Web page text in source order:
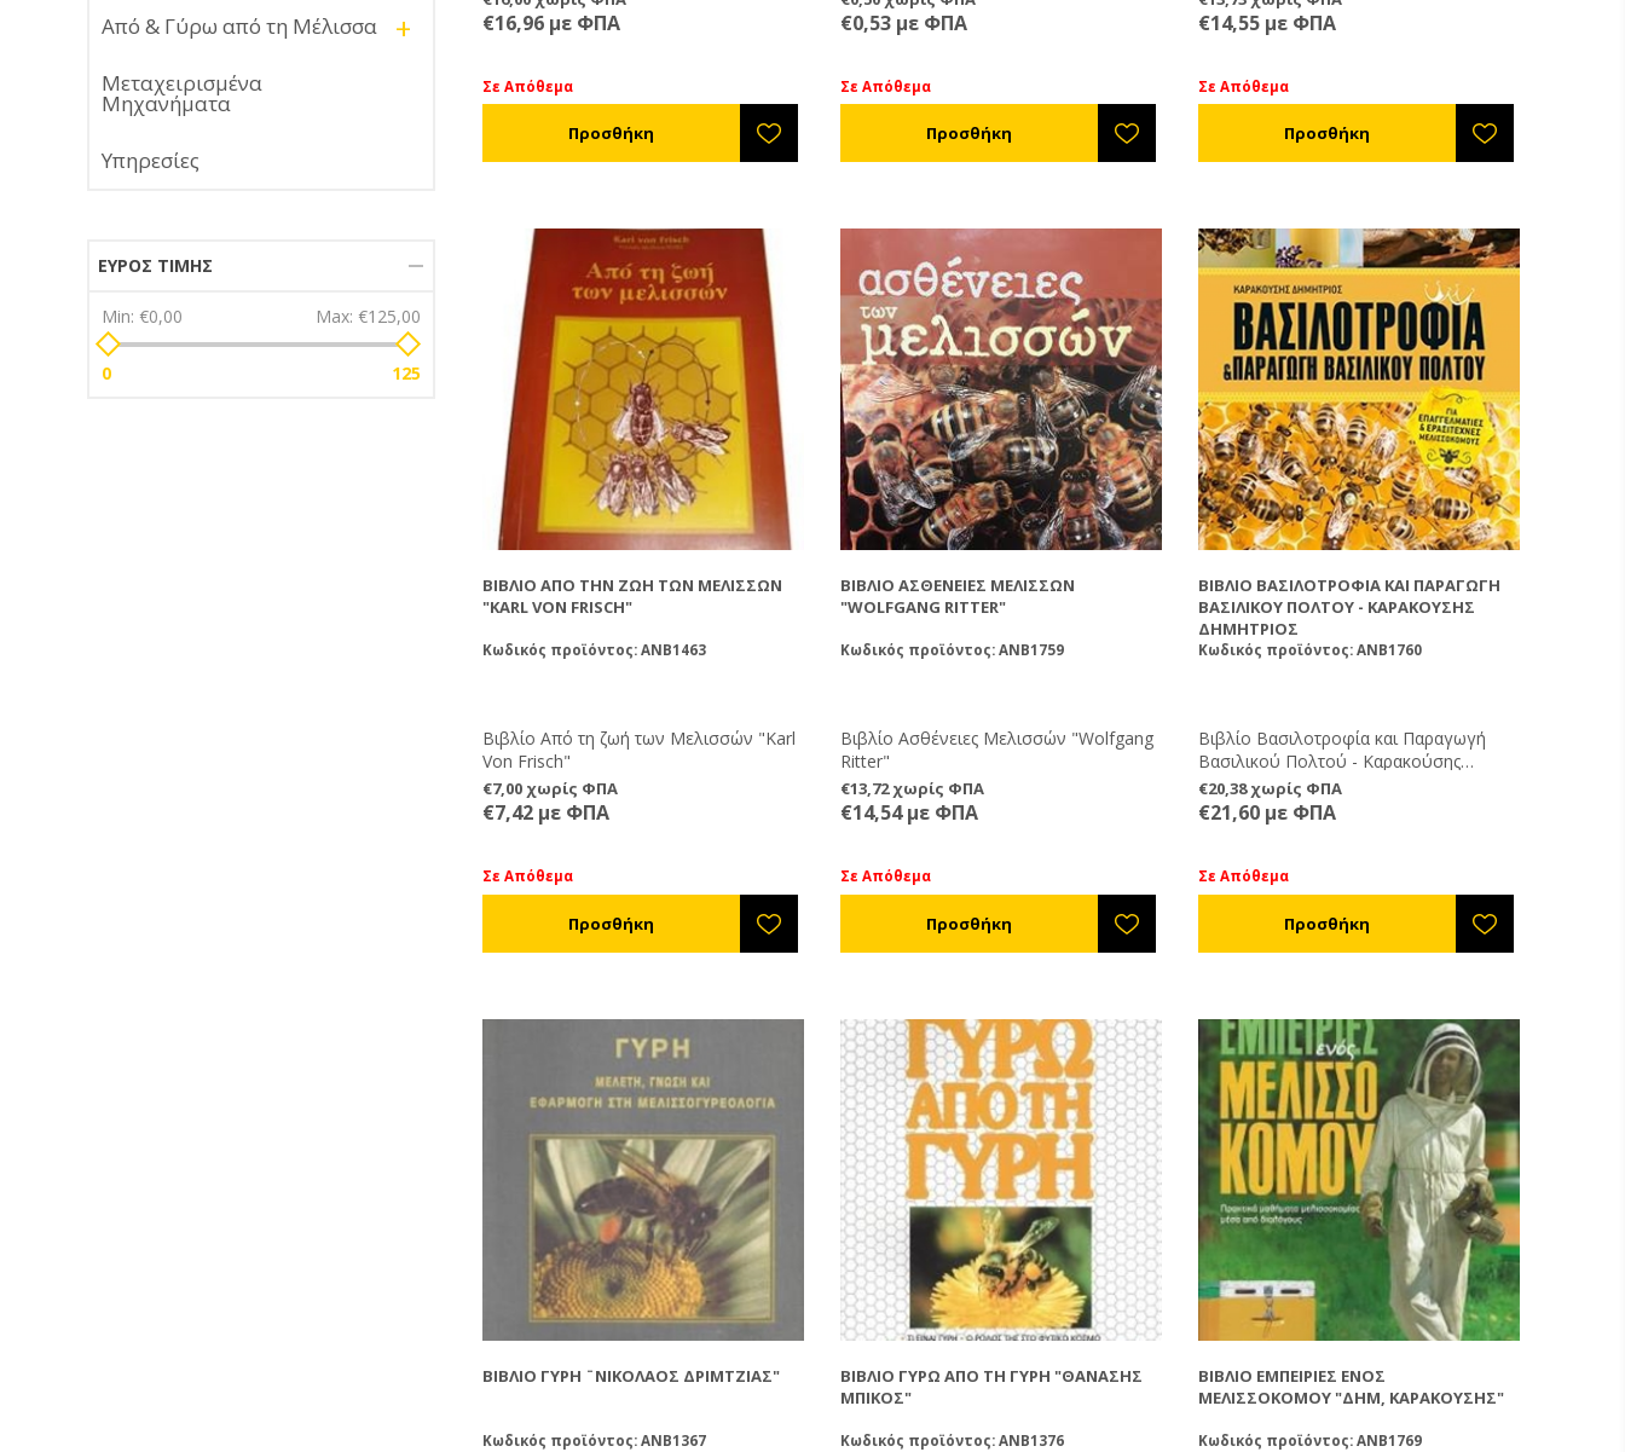
€16,96 με ΦΠΑ
Σε Απόθεμα
€0,53 με ΦΠΑ
Σε Απόθεμα
€14,55 με ΦΠΑ
Σε Απόθεμα
ΒΙΒΛΊΟ ΑΠΌ ΤΗΝ ΖΩΉ ΤΩΝ ΜΕΛΙΣΣΏΝ
"KARL VON FRISCH"
Κωδικός προϊόντος: ANB1463
Βιβλίο Από τη ζωή των Μελισσών "Karl
Von Frisch"
€7,00 χωρίς ΦΠΑ
€7,42 με ΦΠΑ
Σε Απόθεμα
ΒΙΒΛΊΟ ΑΣΘΈΝΕΙΕΣ ΜΕΛΙΣΣΏΝ
"WOLFGANG RITTER"
Κωδικός προϊόντος: ANB1759
Βιβλίο Ασθένειες Μελισσών "Wolfgang
Ritter"
€13,72 χωρίς ΦΠΑ
€14,54 με ΦΠΑ
Σε Απόθεμα
ΒΙΒΛΊΟ ΒΑΣΙΛΟΤΡΟΦΊΑ ΚΑΙ ΠΑΡΑΓΩΓΉ
ΒΑΣΙΛΙΚΟΎ ΠΟΛΤΟΎ - ΚΑΡΑΚΟΎΣΗΣ
ΔΗΜΉΤΡΙΟΣ
Κωδικός προϊόντος: ANB1760
Βιβλίο Βασιλοτροφία και Παραγωγή
Βασιλικού Πολτού - Καρακούσης
Δημήτριος
€20,38 χωρίς ΦΠΑ
€21,60 με ΦΠΑ
Σε Απόθεμα
ΒΙΒΛΊΟ ΓΎΡΗ ¨ΝΙΚΌΛΑΟΣ ΔΡΙΜΤΖΙΆΣ"
Κωδικός προϊόντος: ANB1367
ΒΙΒΛΊΟ ΓΎΡΩ ΑΠΌ ΤΗ ΓΎΡΗ "ΘΑΝΆΣΗΣ
ΜΠΊΚΟΣ"
Κωδικός προϊόντος: ANB1376
ΒΙΒΛΊΟ ΕΜΠΕΙΡΊΕΣ ΕΝΌΣ
ΜΕΛΙΣΣΟΚΌΜΟΥ "ΔΗΜ, ΚΑΡΑΚΟΎΣΗΣ"
Κωδικός προϊόντος: ANB1769
Από & Γύρω από τη Μέλισσα +
Μεταχειρισμένα
Μηχανήματα
Υπηρεσίες
ΕΎΡΟΣ ΤΙΜΉΣ
Min: €0,00 Max: €125,00
0 125